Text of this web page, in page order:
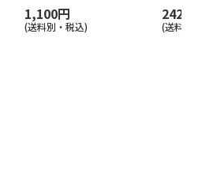
1,100円
(送料別・税込)
242円
(送料別・税